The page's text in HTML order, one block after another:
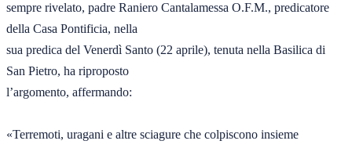
sempre rivelato, padre Raniero Cantalamessa O.F.M., predicatore
della Casa Pontificia, nella
sua predica del Venerdì Santo (22 aprile), tenuta nella Basilica di
San Pietro, ha riproposto
l’argomento, affermando:
«Terremoti, uragani e altre sciagure che colpiscono insieme